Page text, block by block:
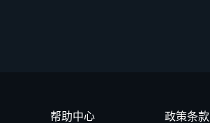
帮助中心 政策条款